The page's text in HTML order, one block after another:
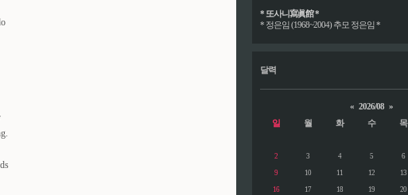
* 또사니寫眞館 *
* 정은임 (1968~2004) 추모 정은임 *
달력
« 2026/08 »
일
월 화 수 목
2 3 4 5 6
9 10 11 12 13
16 17 18 19 20